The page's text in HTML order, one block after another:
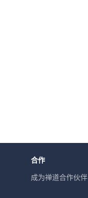
合作
成为禅道合作伙伴